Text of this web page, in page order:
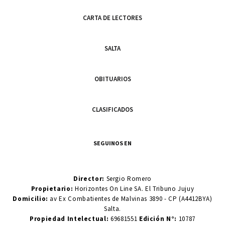
CARTA DE LECTORES
SALTA
OBITUARIOS
CLASIFICADOS
SEGUINOS EN
Director: Sergio Romero
Propietario:Horizontes On Line SA. El Tribuno Jujuy
Domicilio: av Ex Combatientes de Malvinas 3890 - CP (A4412BYA)
Salta.
Propiedad Intelectual: 69681551 Edición N°: 10787